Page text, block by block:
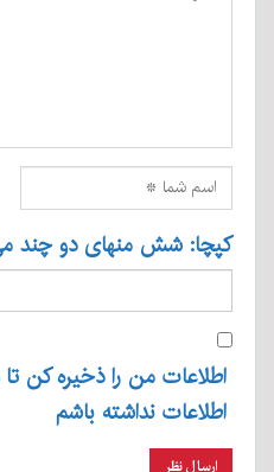
کپچا: شش منهای دو چند
اطلاعات من را ذخیره کن تا
اطلاعات نداشته باشم